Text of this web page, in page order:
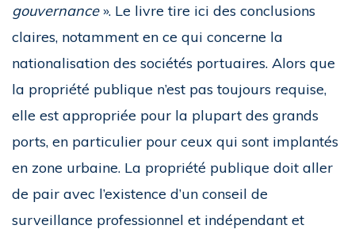
gouvernance». Le livre tire ici des conclusions
claires, notamment en ce qui concerne la
nationalisation des sociétés portuaires. Alors que
la propriété publique n’est pas toujours requise,
elle est appropriée pour la plupart des grands
ports, en particulier pour ceux qui sont implantés
en zone urbaine. La propriété publique doit aller
de pair avec l’existence d’un conseil de
surveillance professionnel et indépendant et